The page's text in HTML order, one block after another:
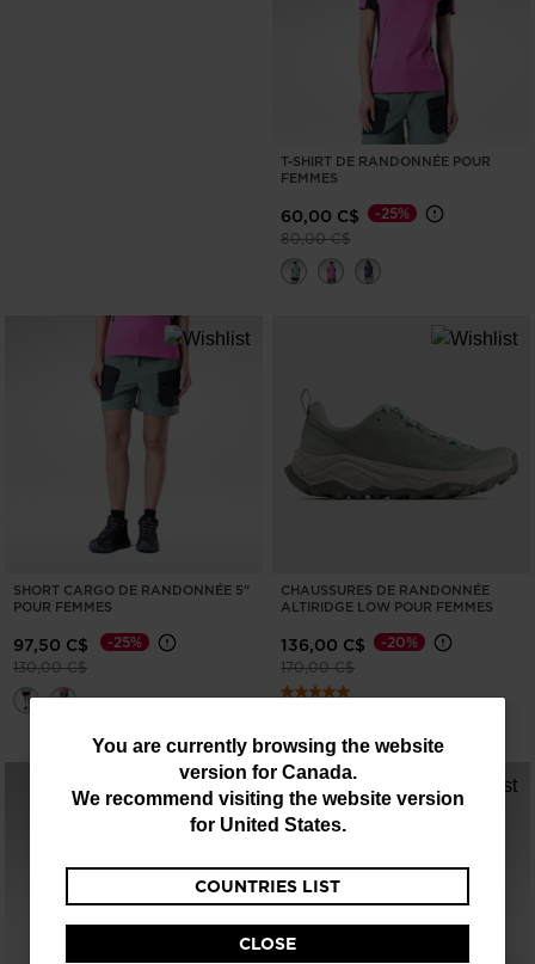
You
are
website
You are currently browsing the website
version for Canada.
We recommend visiting the website version
for United States.
COUNTRIES LIST
CLOSE
T-SHIRT DE RANDONNÉE POUR
FEMMES
60,00 C$
Prix réduit de
80,00 C$à
-25%
SHORT CARGO DE RANDONNÉE 5"
POUR FEMMES
97,50 C$
Prix réduit de
130,00 C$à
-25%
CHAUSSURES DE RANDONNÉE
ALTIRIDGE LOW POUR FEMMES
136,00 C$
Prix réduit de
170,00 C$à
-20%